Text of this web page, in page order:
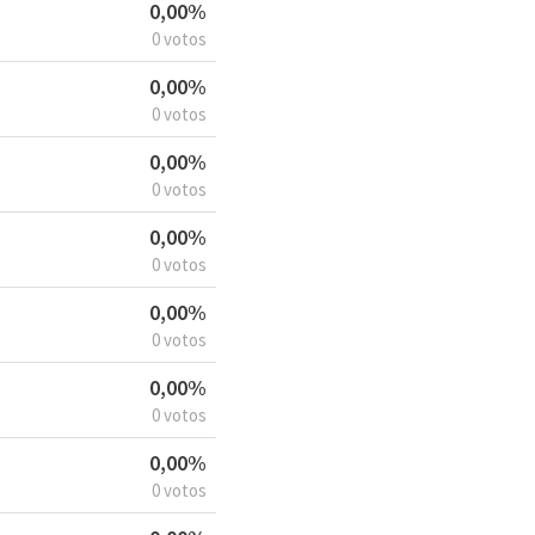
0,00%
0 votos
0,00%
0 votos
0,00%
0 votos
0,00%
0 votos
0,00%
0 votos
0,00%
0 votos
0,00%
0 votos